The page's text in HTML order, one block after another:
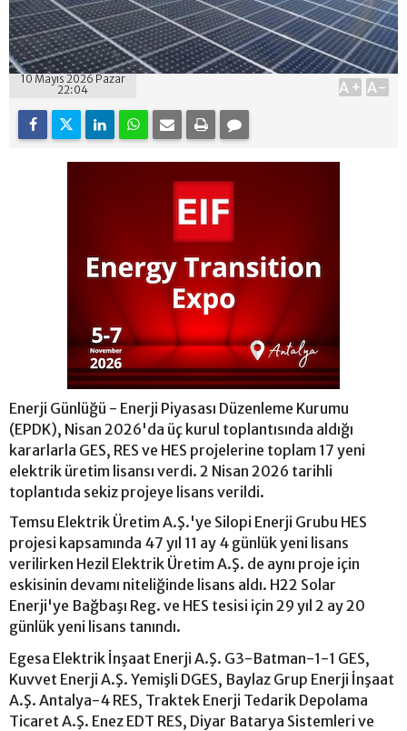
10 Mayıs 2026 Pazar
22:04
A+ A-
Enerji Günlüğü - Enerji Piyasası Düzenleme Kurumu
(EPDK), Nisan 2026'da üç kurul toplantısında aldığı
kararlarla GES, RES ve HES projelerine toplam 17 yeni
elektrik üretim lisansı verdi. 2 Nisan 2026 tarihli
toplantıda sekiz projeye lisans verildi.
Temsu Elektrik Üretim A.Ş.'ye Silopi Enerji Grubu HES
projesi kapsamında 47 yıl 11 ay 4 günlük yeni lisans
verilirken Hezil Elektrik Üretim A.Ş. de aynı proje için
eskisinin devamı niteliğinde lisans aldı. H22 Solar
Enerji'ye Bağbaşı Reg. ve HES tesisi için 29 yıl 2 ay 20
günlük yeni lisans tanındı.
Egesa Elektrik İnşaat Enerji A.Ş. G3-Batman-1-1 GES,
Kuvvet Enerji A.Ş. Yemişli DGES, Baylaz Grup Enerji İnşaat
A.Ş. Antalya-4 RES, Traktek Enerji Tedarik Depolama
Ticaret A.Ş. Enez EDT RES, Diyar Batarya Sistemleri ve